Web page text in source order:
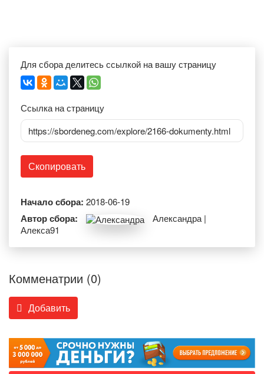
Для сбора делитесь ссылкой на вашу страницу
Ссылка на страницу
https://sbordeneg.com/explore/2166-dokumenty.html
Скопировать
Начало сбора: 2018-06-19
Автор сбора:
Александра |
Алекса91
Комменатрии (0)
Добавить